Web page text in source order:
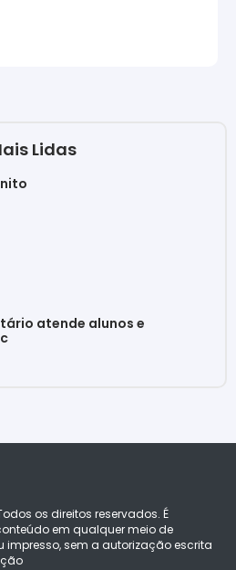
Lidas
atende alunos e
os direitos reservados. É
em qualquer meio de
impresso, sem a autorização escrita